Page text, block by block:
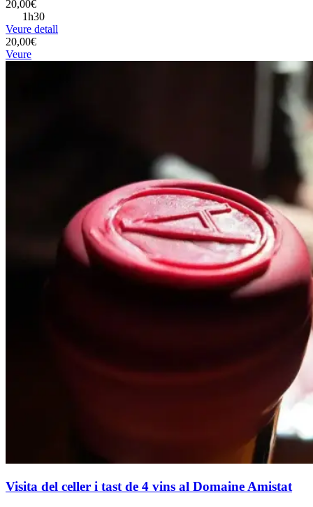
20,00€
1h30
Veure detall
20,00€
Veure
Visita del celler i tast de 4 vins al Domaine Amistat